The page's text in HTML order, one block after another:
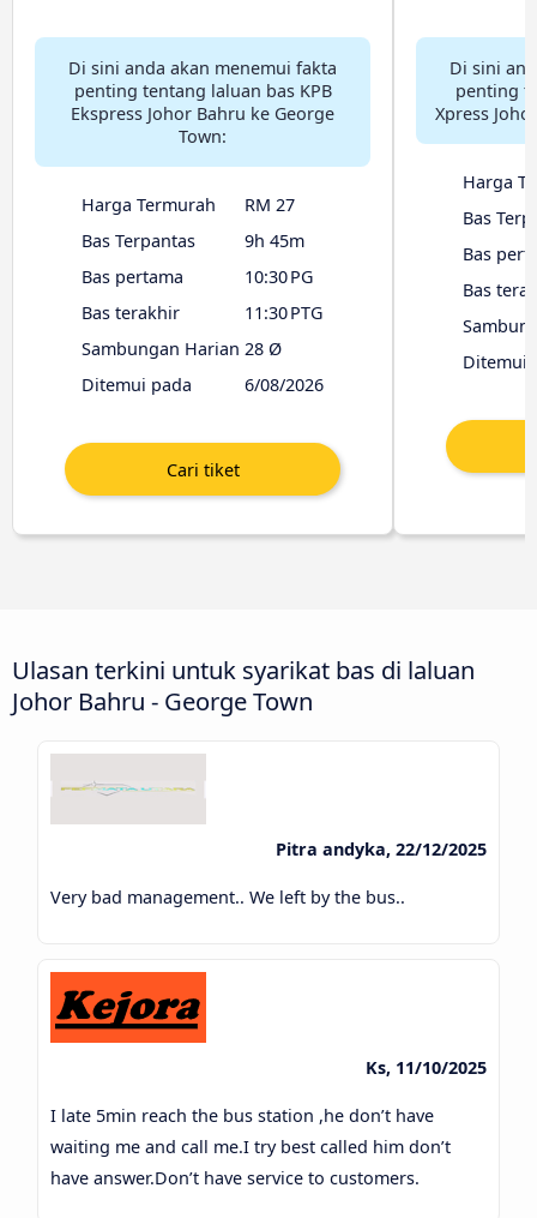
Di sini anda akan menemui fakta
penting tentang laluan bas KPB
Ekspress Johor Bahru ke George
Town:
Harga Termurah
RM 27
Bas Terpantas
9h 45m
Bas pertama
10:30 PG
Bas terakhir
11:30 PTG
Sambungan Harian 28 Ø
Ditemui pada
6/08/2026
Di sini
penting
Xpress
Harga
Bas
Bas
Bas
Ditemui
Ulasan terkini untuk syarikat bas di laluan
Johor Bahru - George Town
Pitra andyka, 22/12/2025
Very bad management.. We left by the bus..
Ks, 11/10/2025
I late 5min reach the bus station ,he don’t have
waiting me and call me.I try best called him don’t
have answer.Don’t have service to customers.